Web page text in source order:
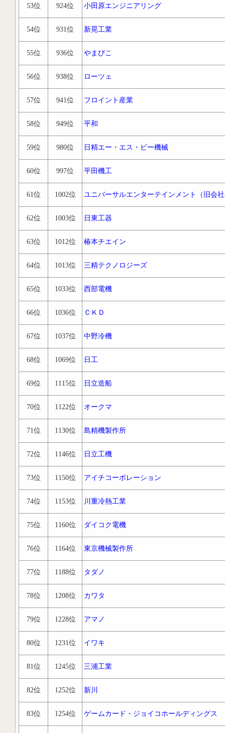
53位 924位 小田原エンジニアリング
54位 931位 新晃工業
55位 936位 やまびこ
56位 938位 ローツェ
57位 941位 フロイント産業
58位 949位 平和
59位 980位 日精エー・エス・ビー機械
60位 997位 平田機工
61位 1002位 ユニバーサルエンターテインメント（旧会
62位 1003位 日東工器
63位 1012位 椿本チエイン
64位 1013位 三精テクノロジーズ
65位 1033位 西部電機
66位 1036位 ＣＫＤ
67位 1037位 中野冷機
68位 1069位 日工
69位 1115位 日立造船
70位 1122位 オークマ
71位 1130位 島精機製作所
72位 1146位 日立工機
73位 1150位 アイチコーポレーション
74位 1153位 川重冷熱工業
75位 1160位 ダイコク電機
76位 1164位 東京機械製作所
77位 1188位 タダノ
78位 1208位 カワタ
79位 1228位 アマノ
80位 1231位 イワキ
81位 1245位 三浦工業
82位 1252位 新川
83位 1254位 ゲームカード・ジョイコホールディングス